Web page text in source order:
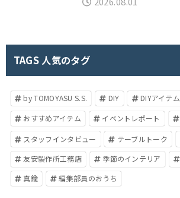
TAGS 人気のタグ
by TOMOYASU S.S. DIY DIYアイテム
おすすめアイテム
イベントレポート
スタッフインタビュー
テーブルトーク
友安製作所工務店
季節のインテリア
真鍮
編集部員のおうち